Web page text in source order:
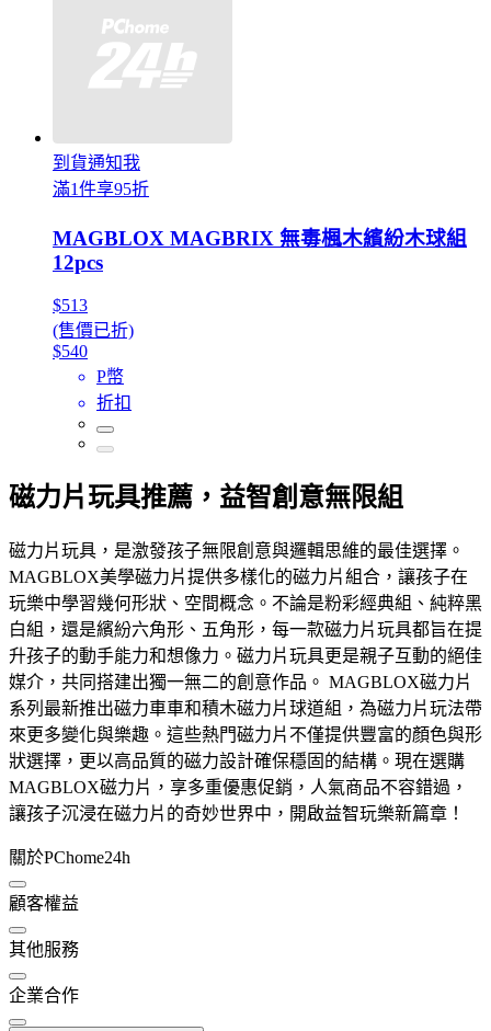
到貨通知我
滿1件享95折
MAGBLOX MAGBRIX 無毒楓木繽紛木球組
12pcs
$513
(售價已折)
$540
P幣
折扣
磁力片玩具推薦，益智創意無限組
磁力片玩具，是激發孩子無限創意與邏輯思維的最佳選擇。
MAGBLOX美學磁力片提供多樣化的磁力片組合，讓孩子在
玩樂中學習幾何形狀、空間概念。不論是粉彩經典組、純粹黑
白組，還是繽紛六角形、五角形，每一款磁力片玩具都旨在提
升孩子的動手能力和想像力。磁力片玩具更是親子互動的絕佳
媒介，共同搭建出獨一無二的創意作品。 MAGBLOX磁力片
系列最新推出磁力車車和積木磁力片球道組，為磁力片玩法帶
來更多變化與樂趣。這些熱門磁力片不僅提供豐富的顏色與形
狀選擇，更以高品質的磁力設計確保穩固的結構。現在選購
MAGBLOX磁力片，享多重優惠促銷，人氣商品不容錯過，
讓孩子沉浸在磁力片的奇妙世界中，開啟益智玩樂新篇章！
關於PChome24h
顧客權益
其他服務
企業合作